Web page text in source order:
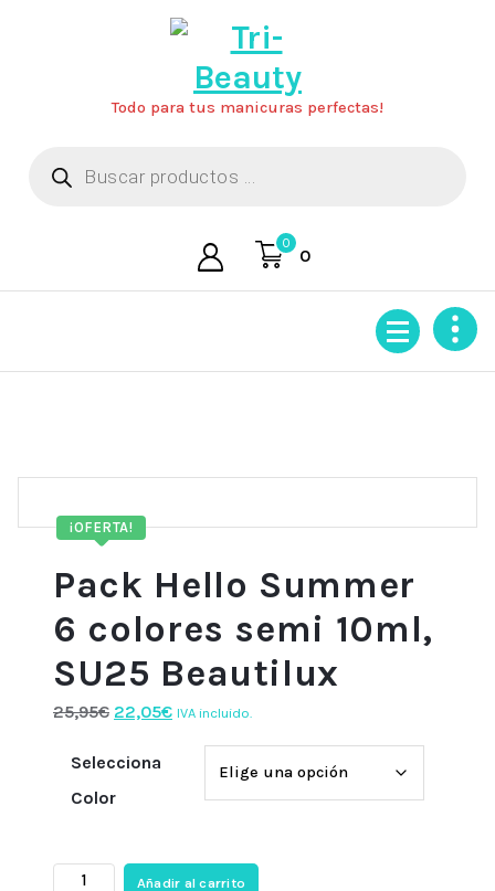
Todo para tus manicuras perfectas!
productos
0
0
¡OFERTA!
Pack Hello Summer
6 colores semi 10ml,
SU25 Beautilux
25,95€ El
original
era:
22,05€El
actual
IVA incluido.
Selecciona
Color
Pack
Añadir al carrito